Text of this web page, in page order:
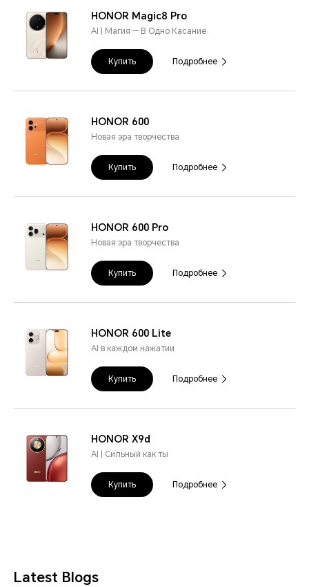
HONOR Magic8 Pro
AI | Магия — В Одно Касание
Купить Подробнее
HONOR 600
Новая эра творчества
Купить Подробнее
HONOR 600 Pro
Новая эра творчества
Купить Подробнее
HONOR 600 Lite
AI в каждом нажатии
Купить Подробнее
HONOR X9d
AI | Сильный как ты
Купить Подробнее
Latest Blogs